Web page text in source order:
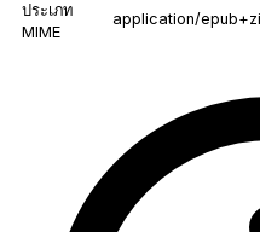
ประเภท
MIME
application/